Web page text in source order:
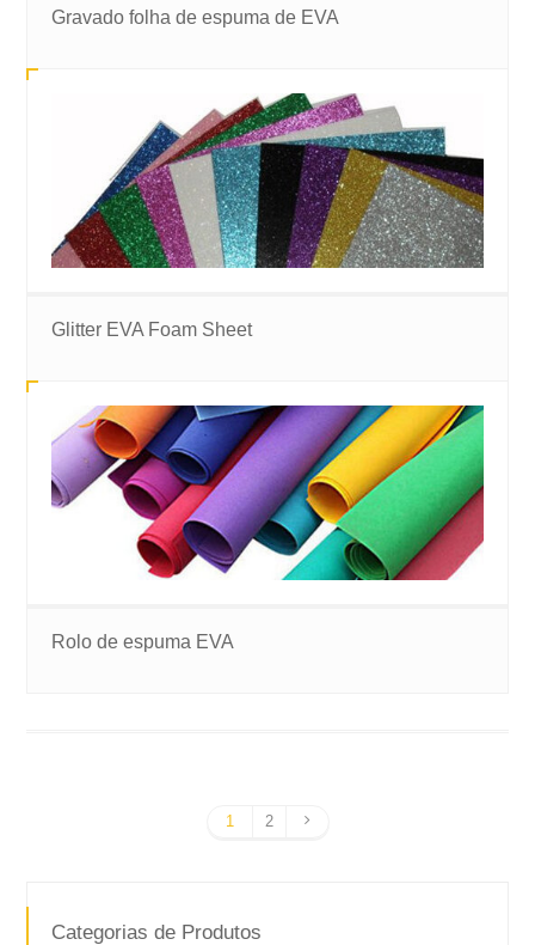
Gravado folha de espuma de EVA
Glitter EVA Foam Sheet
Rolo de espuma EVA
1 2
Categorias de Produtos